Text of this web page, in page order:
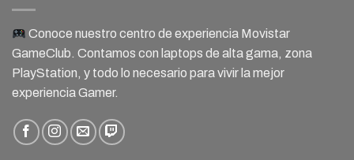
Conoce nuestro centro de experiencia Movistar
GameClub. Contamos con laptops de alta gama, zona
PlayStation, y todo lo necesario para vivir la mejor
experiencia Gamer.